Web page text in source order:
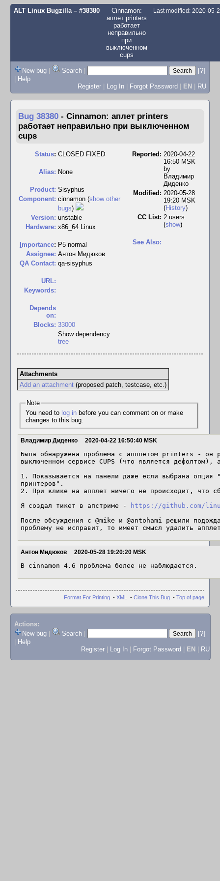
ALT Linux Bugzilla– #38380
Cinnamon:
аплет printers
работает
неправильно
при
выключенном
cups
Last modified: 2020-05-
New bug | Search |
[?]
| Help
Register | Log In | Forgot Password | EN | RU
Bug 38380 - Cinnamon: аплет printers
работает неправильно при выключенном
cups
Status: CLOSED FIXED
Alias: None
Product: Sisyphus
Component: cinnamon (show other
bugs)
Version: unstable
Hardware: x86_64 Linux
mportance: P5 normal
Assignee: Антон Мидюков
QA Contact: qa-sisyphus
URL:
Keywords:
Depends
on:
Blocks: 33000
Show dependency
tree
Reported: 2020-04-22
16:50 MSK
by
Владимир
Диденко
Modified: 2020-05-28
19:20 MSK
(History)
CC List: 2 users
(show)
See Also:
Attachments
Add an attachment(proposed patch, testcase, etc.)
Note
You need to log inbefore you can comment on or make
changes to this bug.
Владимир Диденко 2020-04-22 16:50:40 MSK
Была обнаружена проблема с апплетом printers - он
выключенном сервисе CUPS (что является дефолтом),
1. Показывается на панели даже если выбрана опция
принтеров".
2. При клике на апплет ничего не происходит, что
Я создал тикет в апстриме -
https://github.com/
После обсуждения с @mike и @antohami решили
проблему не исправит, то имеет смысл удалить
Антон Мидюков 2020-05-28 19:20:20 MSK
В cinnamon 4.6 проблема более не наблюдается.
Format For Printing - XML - Clone This Bug - Top of page
Actions:
New bug
Search
[?]
Help
Register
Log In Forgot Password EN RU